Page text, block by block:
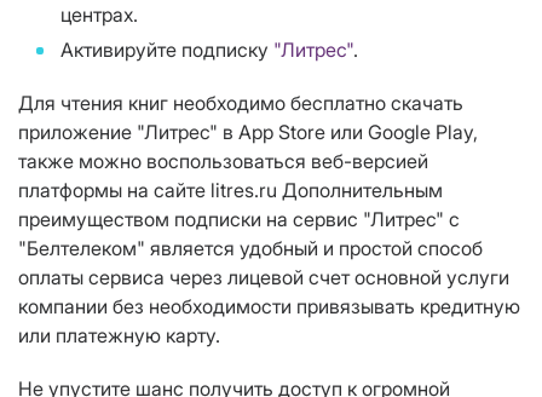
центрах.
Активируйте подписку "Литрес".
Для чтения книг необходимо бесплатно скачать
приложение "Литрес" в App Store или Google Play,
также можно воспользоваться веб-версией
платформы на сайте litres.ru Дополнительным
преимуществом подписки на сервис "Литрес" с
"Белтелеком" является удобный и простой способ
оплаты сервиса через лицевой счет основной услуги
компании без необходимости привязывать кредитную
или платежную карту.
Не упустите шанс получить доступ к огромной